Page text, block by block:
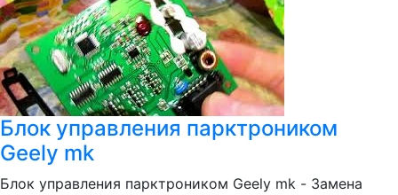
Блок управления парктроником
Geely mk
Блок управления парктроником Geely mk - Замена